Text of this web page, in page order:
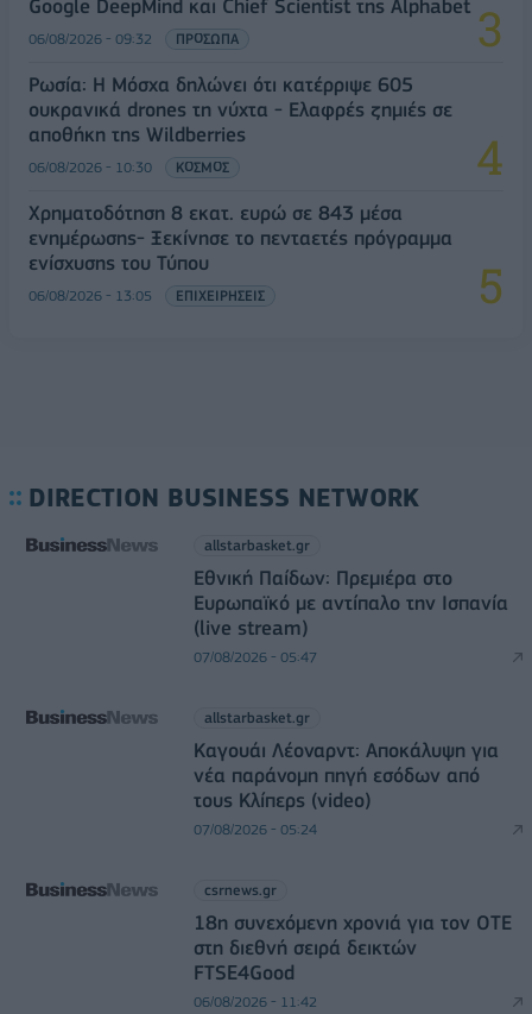
Google DeepMind και Chief Scientist της Alphabet
06/08/2026 - 09:32 ΠΡΟΣΩΠΑ
Ρωσία: Η Μόσχα δηλώνει ότι κατέρριψε 605
ουκρανικά drones τη νύχτα - Ελαφρές ζημιές σε
αποθήκη της Wildberries
06/08/2026 - 10:30 ΚΟΣΜΟΣ
Χρηματοδότηση 8 εκατ. ευρώ σε 843 μέσα
ενημέρωσης- Ξεκίνησε το πενταετές πρόγραμμα
ενίσχυσης του Τύπου
06/08/2026 - 13:05 ΕΠΙΧΕΙΡΗΣΕΙΣ
DIRECTION BUSINESS NETWORK
allstarbasket.gr
Εθνική Παίδων: Πρεμιέρα στο
Ευρωπαϊκό με αντίπαλο την Ισπανία
(live stream)
07/08/2026 - 05:47
allstarbasket.gr
Καγουάι Λέοναρντ: Αποκάλυψη για
νέα παράνομη πηγή εσόδων από
τους Κλίπερς (video)
07/08/2026 - 05:24
csrnews.gr
18η συνεχόμενη χρονιά για τον ΟΤΕ
στη διεθνή σειρά δεικτών
FTSE4Good
06/08/2026 - 11:42